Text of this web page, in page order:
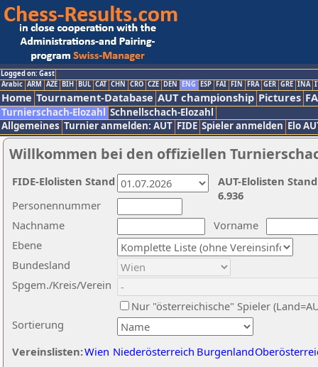
Logged on: Gast
Arabic ARM AZE BIH BUL CAT CHN CRO CZE DEN ENG ESP FAI FIN FRA GER GRE INA
Home Tournament-Database AUT championship Pictures
Turnierschach-Elozahl Schnellschach-Elozahl
Allgemeines Turnier anmelden: AUT FIDE Spieler anmelden Elo
Willkommen bei den offiziellen
Nachname
Vorname
Ebene
Sortierung
Personennummer
Bundesland
Spgem./Kreis/Verein
Nur "österreichische" Spieler
Vereinslisten:Wien Niederösterreich Burgenland
AUT-Elolisten
6.936
FIDE-Elolisten Stand